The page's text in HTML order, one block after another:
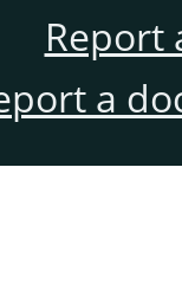
Report
a